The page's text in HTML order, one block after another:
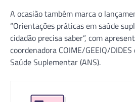
A ocasião também marca o
“Orientações práticas em saúde
cidadão precisa saber”, com
coordenadora COIME/GEEIQ/
Saúde Suplementar (ANS).